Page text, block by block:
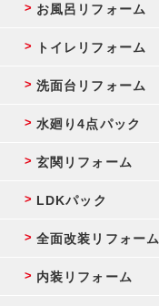
お風呂リフォーム
トイレリフォーム
洗面台リフォーム
水廻り4点パック
玄関リフォーム
LDKパック
全面改装リフォーム
内装リフォーム